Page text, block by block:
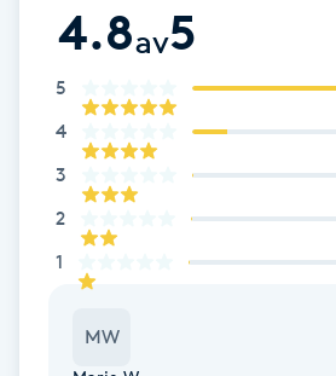
Fransborttagning
Fransfärgning
Fransförlängning
Fransförlängning Megavolym
Fransförlängning Volym
4.8av5
5
4
3
2
1
MW